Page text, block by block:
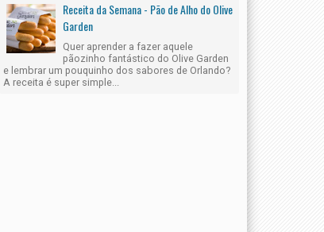
Receita da Semana - Pão de Alho do Olive
Garden
Quer aprender a fazer aquele
pãozinho fantástico do Olive Garden
e lembrar um pouquinho dos sabores de Orlando?
A receita é super simple...